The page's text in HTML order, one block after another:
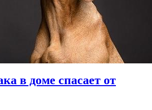
в доме спасает от